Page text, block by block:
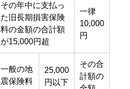
その年中に支払っ
た旧長期損害保険
料の金額の合計額
が15,000円超
一律
10,000
円
一般の地
震保険料
25,000
円以下
その合
計額の